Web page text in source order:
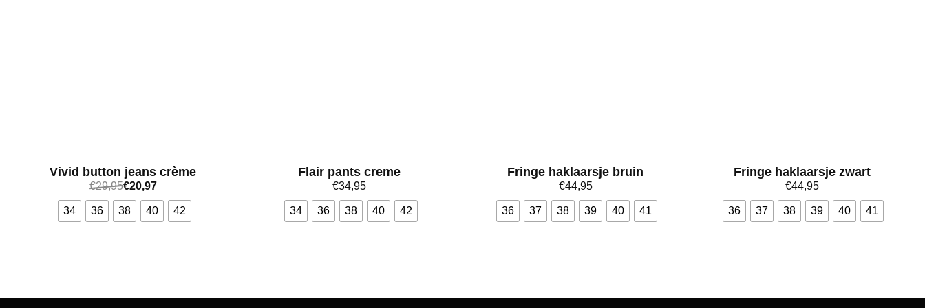
Vivid button jeans crème
€29,95€20,97
34 36 38 40 42
Flair pants creme
€34,95
34 36 38 40 42
Fringe haklaarsje bruin
€44,95
36 37 38 39 40 41
Fringe haklaarsje zwart
€44,95
36 37 38 39 40 41